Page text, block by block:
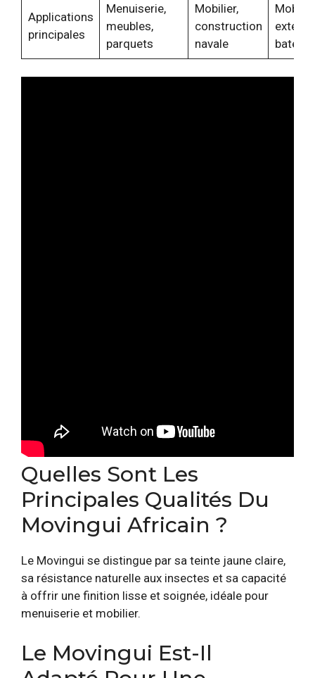
Applications
principales
Menuiserie,
meubles,
parquets
Mobilier,
construction
navale
bateau
Quelles Sont Les
Principales Qualités Du
Movingui Africain ?
Le Movingui se distingue par sa teinte jaune claire,
sa résistance naturelle aux insectes et sa capacité
à offrir une finition lisse et soignée, idéale pour
menuiserie et mobilier.
Le Movingui Est-Il